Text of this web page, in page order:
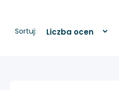
Sortuj: